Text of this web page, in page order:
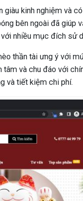
giàu kinh nghiệm và
bên ngoài đã giúp
nhiều mục đích sử
thần tài ưng ý với
tâm và chu đáo với
và tiết kiệm chi phí.